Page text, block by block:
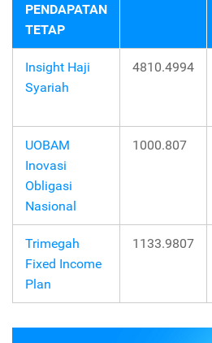
PENDAPATAN
TETAP
Insight Haji
Syariah
4810.4994
UOBAM
Inovasi
Obligasi
Nasional
1000.807
Trimegah
Fixed Income
Plan
1133.9807